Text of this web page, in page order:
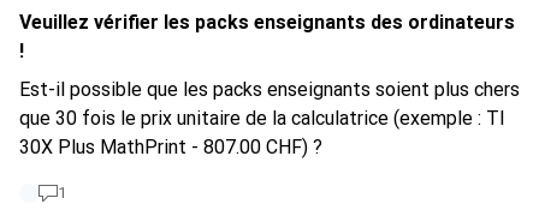
Veuillez vérifier les packs enseignants des ordinateurs
!
Est-il possible que les packs enseignants soient plus chers
que 30 fois le prix unitaire de la calculatrice (exemple : TI
30X Plus MathPrint - 807.00 CHF) ?
1